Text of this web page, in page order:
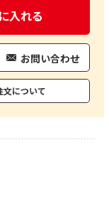
入れる
お問い合わせ
文について